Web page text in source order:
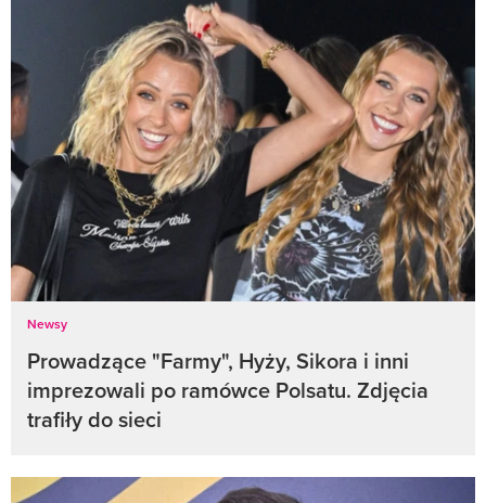
Newsy
Prowadzące "Farmy", Hyży, Sikora i inni
imprezowali po ramówce Polsatu. Zdjęcia
trafiły do sieci